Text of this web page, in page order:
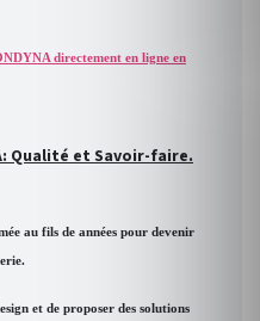
directement en ligne en
Qualité et Savoir-faire.
au fils de années pour devenir
et de proposer des solutions